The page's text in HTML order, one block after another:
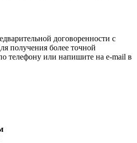
договоренности с
получения более точной
телефону или напишите на e-mail в